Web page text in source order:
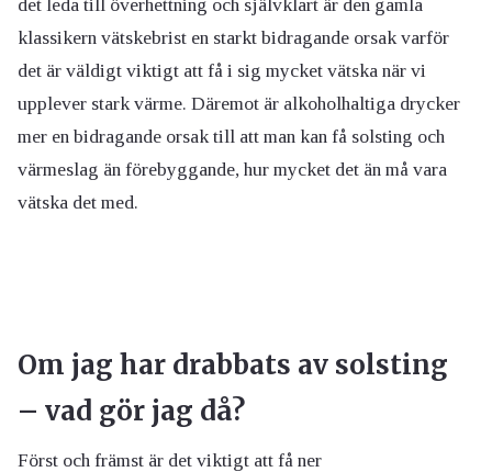
det leda till överhettning och självklart är den gamla
klassikern vätskebrist en starkt bidragande orsak varför
det är väldigt viktigt att få i sig mycket vätska när vi
upplever stark värme. Däremot är alkoholhaltiga drycker
mer en bidragande orsak till att man kan få solsting och
värmeslag än förebyggande, hur mycket det än må vara
vätska det med.
Om jag har drabbats av solsting
– vad gör jag då?
Först och främst är det viktigt att få ner